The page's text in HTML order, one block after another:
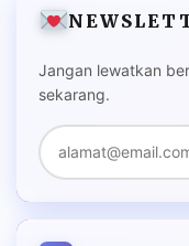
Jangan lewatkan
sekarang.